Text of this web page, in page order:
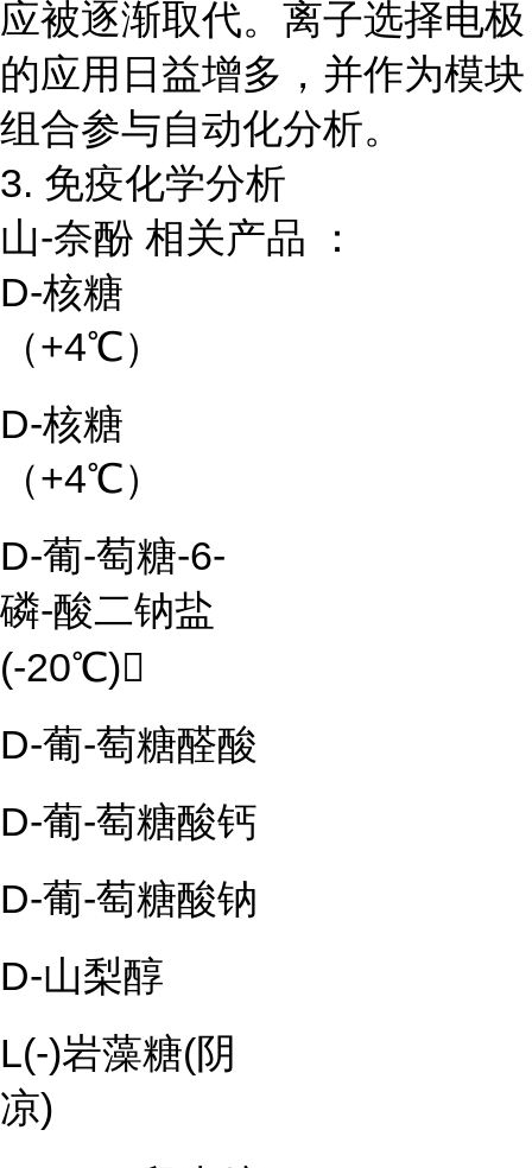
应被逐渐取代。离子选择电极
的应用日益增多，并作为模块
组合参与自动化分析。
3. 免疫化学分析
山-奈酚 相关产品 ：
D-核糖
（+4℃）
D-核糖
（+4℃）
D-葡-萄糖-6-
磷-酸二钠盐
(-20℃)
D-葡-萄糖醛酸
D-葡-萄糖酸钙
D-葡-萄糖酸钠
D-山梨醇
L(-)岩藻糖(阴
凉)